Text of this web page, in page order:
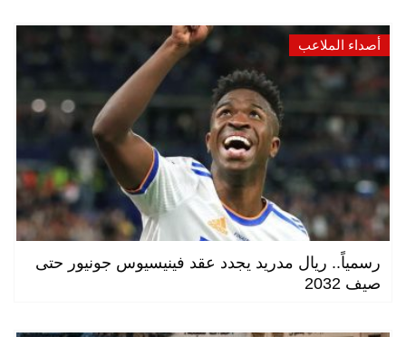
أصداء الملاعب
رسمياً.. ريال مدريد يجدد عقد فينيسيوس جونيور حتى
صيف 2032